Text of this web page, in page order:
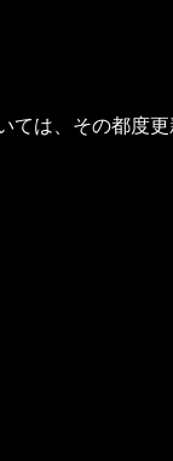
は、その都度更